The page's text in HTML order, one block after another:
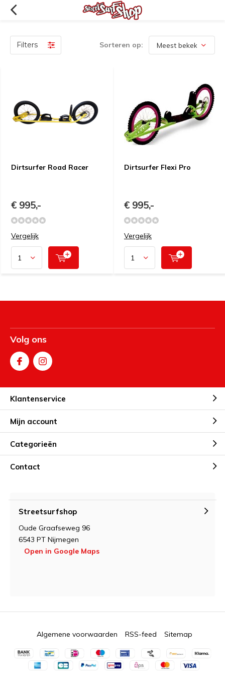
Filters Sorteren op:
Dirtsurfer Road Racer
€ 995,-
Vergelijk
Dirtsurfer Flexi Pro
€ 995,-
Vergelijk
Volg ons
Klantenservice
Mijn account
Categorieën
Contact
Streetsurfshop
Oude Graafseweg 96
6543 PT Nijmegen
Open in Google Maps
Algemene voorwaarden RSS-feed Sitemap